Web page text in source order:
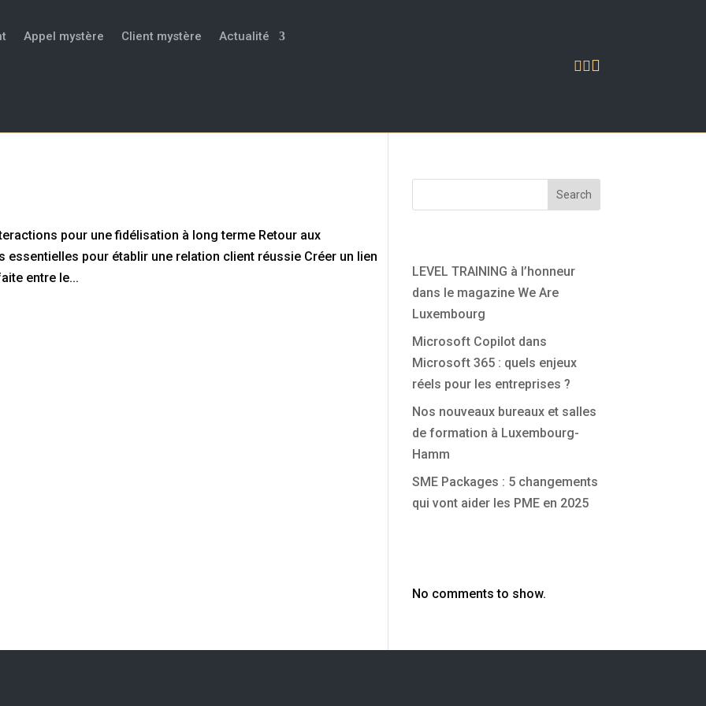
Appel mystère Client mystère Actualité

pour une fidélisation à long terme Retour aux
pour établir une relation client réussie Créer un lien
entre le...
Search
LEVEL TRAINING à l’honneur
dans le magazine We Are
Luxembourg
Microsoft Copilot dans
Microsoft 365 : quels enjeux
réels pour les entreprises ?
Nos nouveaux bureaux et salles
de formation à Luxembourg-
Hamm
SME Packages : 5 changements
qui vont aider les PME en 2025
No comments to show.